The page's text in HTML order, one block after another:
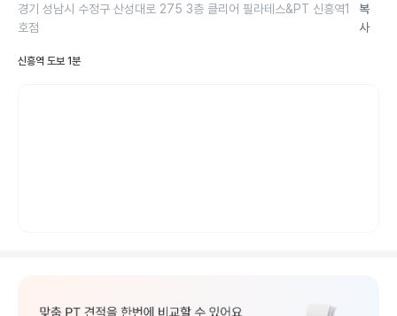
경기 성남시 수정구 산성대로 275 3층 클리어 필라테스&PT 신흥역1
호점
복
사
신흥역 도보 1분